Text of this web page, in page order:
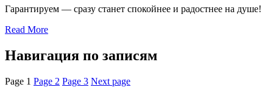
Гарантируем — сразу станет спокойнее и радостнее на душе!
Read More
Навигация по записям
Page 1 Page 2 Page 3 Next page